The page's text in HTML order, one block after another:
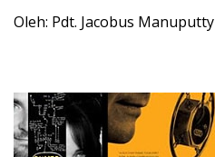
Oleh: Pdt. Jacobus Manuputty